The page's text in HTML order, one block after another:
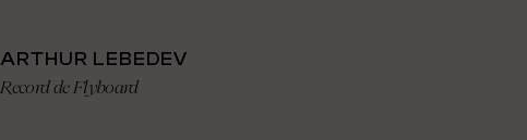
ARTHUR LEBEDEV
Record de Flyboard